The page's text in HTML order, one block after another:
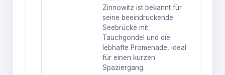
Zinnowitz ist bekannt für
seine beeindruckende
Seebrücke mit
Tauchgondel und die
lebhafte Promenade, ideal
für einen kurzen
Spaziergang.